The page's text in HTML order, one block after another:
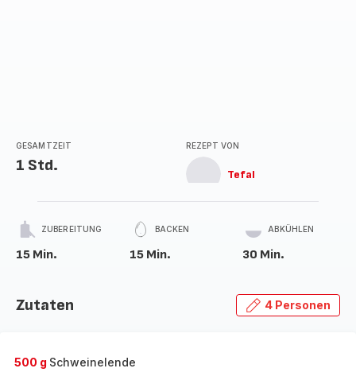
GESAMTZEIT
1 Std.
REZEPT VON
Tefal
ZUBEREITUNG
15 Min.
BACKEN
15 Min.
ABKÜHLEN
30 Min.
Zutaten 4 Personen
500 g Schweinelende